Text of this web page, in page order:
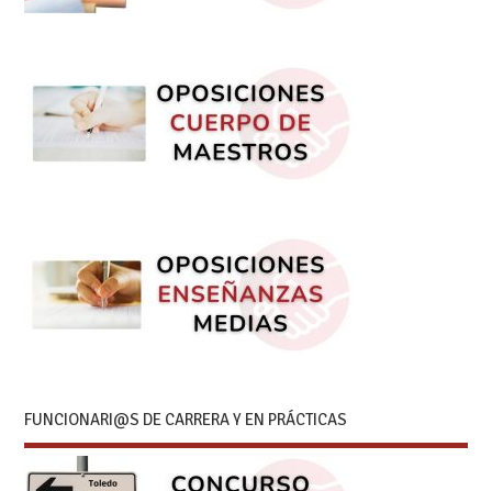
FUNCIONARI@S DE CARRERA Y EN PRÁCTICAS